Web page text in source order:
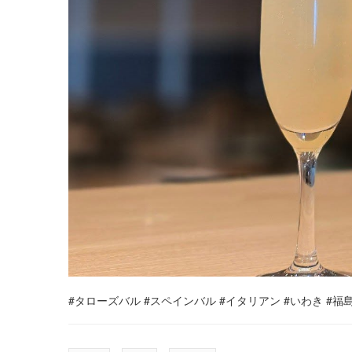
#タローズバル #スペインバル #イタリアン #いわき #福